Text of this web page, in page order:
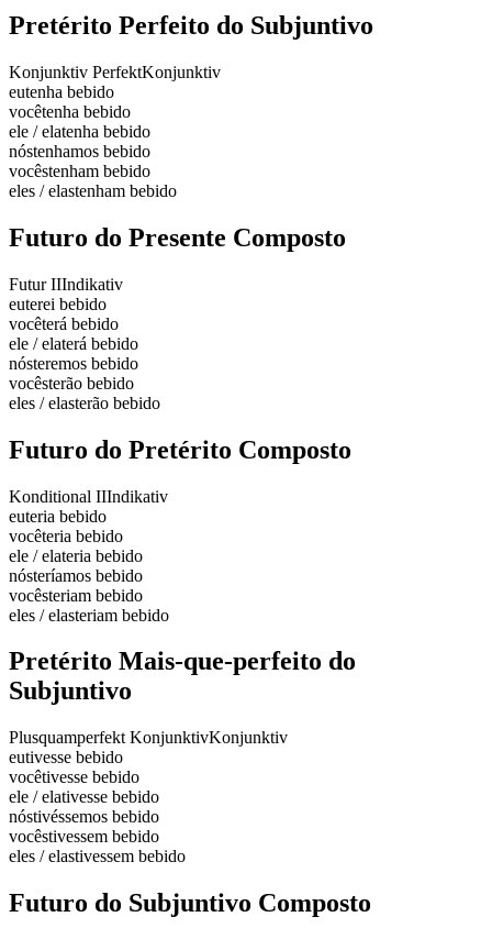
Pretérito Perfeito do Subjuntivo
Konjunktiv PerfektKonjunktiv
eutenha bebido
vocêtenha bebido
ele / elatenha bebido
nóstenhamos bebido
vocêstenham bebido
eles / elastenham bebido
Futuro do Presente Composto
Futur IIIndikativ
euterei bebido
vocêterá bebido
ele / elaterá bebido
nósteremos bebido
vocêsterão bebido
eles / elasterão bebido
Futuro do Pretérito Composto
Konditional IIIndikativ
euteria bebido
vocêteria bebido
ele / elateria bebido
nósteríamos bebido
vocêsteriam bebido
eles / elasteriam bebido
Pretérito Mais-que-perfeito do
Subjuntivo
Plusquamperfekt KonjunktivKonjunktiv
eutivesse bebido
vocêtivesse bebido
ele / elativesse bebido
nóstivéssemos bebido
vocêstivessem bebido
eles / elastivessem bebido
Futuro do Subjuntivo Composto